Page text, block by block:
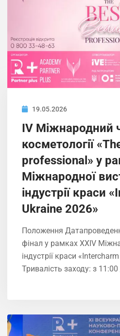
19.05.2026
IV Міжнародний
косметології
professional» у
Міжнародної
індустрії краси
Ukrainе 2026»
Положення
фінал у рамках XXIV
індустрії краси
Тривалість заходу: з